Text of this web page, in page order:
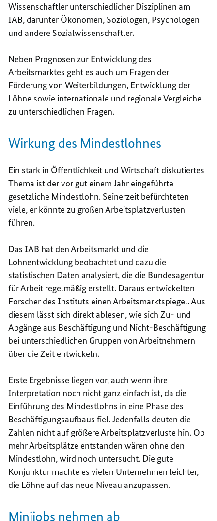
Wissenschaftler unterschiedlicher Disziplinen am
IAB, darunter Ökonomen, Soziologen, Psychologen
und andere Sozialwissenschaftler.
Neben Prognosen zur Entwicklung des
Arbeitsmarktes geht es auch um Fragen der
Förderung von Weiterbildungen, Entwicklung der
Löhne sowie internationale und regionale Vergleiche
zu unterschiedlichen Fragen.
Wirkung des Mindestlohnes
Ein stark in Öffentlichkeit und Wirtschaft diskutiertes
Thema ist der vor gut einem Jahr eingeführte
gesetzliche Mindestlohn. Seinerzeit befürchteten
viele, er könnte zu großen Arbeitsplatzverlusten
führen.
Das IAB hat den Arbeitsmarkt und die
Lohnentwicklung beobachtet und dazu die
statistischen Daten analysiert, die die Bundesagentur
für Arbeit regelmäßig erstellt. Daraus entwickelten
Forscher des Instituts einen Arbeitsmarktspiegel. Aus
diesem lässt sich direkt ablesen, wie sich Zu- und
Abgänge aus Beschäftigung und Nicht-Beschäftigung
bei unterschiedlichen Gruppen von Arbeitnehmern
über die Zeit entwickeln.
Erste Ergebnisse liegen vor, auch wenn ihre
Interpretation noch nicht ganz einfach ist, da die
Einführung des Mindestlohns in eine Phase des
Beschäftigungsaufbaus fiel. Jedenfalls deuten die
Zahlen nicht auf größere Arbeitsplatzverluste hin. Ob
mehr Arbeitsplätze entstanden wären ohne den
Mindestlohn, wird noch untersucht. Die gute
Konjunktur machte es vielen Unternehmen leichter,
die Löhne auf das neue Niveau anzupassen.
Minijobs nehmen ab